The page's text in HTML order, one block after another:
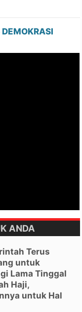
DEMOKRASI
ANDA
Terus
untuk
Lama Tinggal
Haji,
untuk Hal